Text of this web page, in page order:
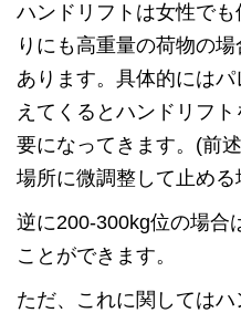
ハンドリフトは女性で
りにも高重量の荷物の
あります。具体的には
えてくるとハンドリフ
要になってきます。(前
場所に微調整して止め
逆に200-300kg位の場合
ことができます。
ただ、これに関しては